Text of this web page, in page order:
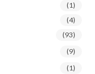
(1)
(4)
(93)
(9)
(1)